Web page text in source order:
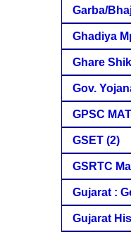
Garba/
Ghadiya
Ghare
Gov.
GPSC
GSET (2)
GSRTC
Gujarat :
Gujarat